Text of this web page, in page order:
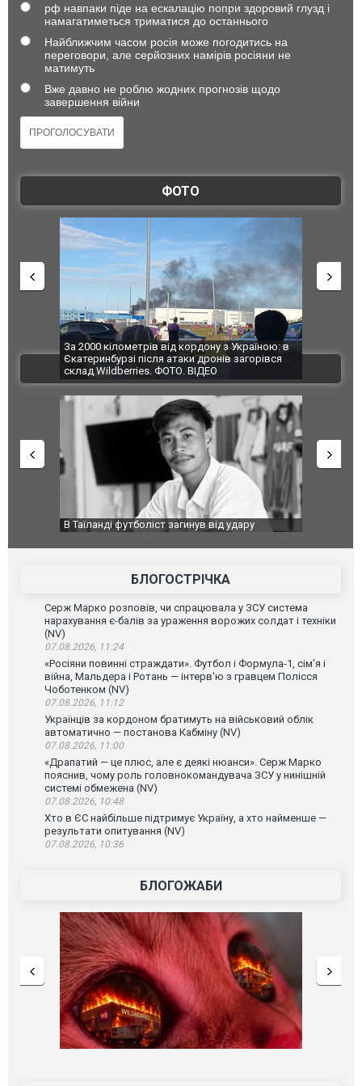
рф навпаки піде на ескалацію попри здоровий глузд і
намагатиметься триматися до останнього
Найближчим часом росія може погодитись на
переговори, але серйозних намірів росіяни не
матимуть
Вже давно не роблю жодних прогнозів щодо
завершення війни
ФОТО
За 2000 кілометрів від кордону з Україною: в
Єкатеринбурзі після атаки дронів загорівся
склад Wildberries. ФОТО. ВІДЕО
"Мої
ВІДЕО
В Таїланді футболіст загинув від удару
блискавки під час матчу: ще 12 людей
постраждали. ВІДЕО
БЛОГОСТРІЧКА
Серж Марко розповів, чи спрацювала у ЗСУ система
нарахування є-балів за ураження ворожих солдат і техніки
(NV)
07.08.2026, 11:24
«Росіяни повинні страждати». Футбол і Формула-1, сім'я і
війна, Мальдера і Ротань — інтерв'ю з гравцем Полісся
Чоботенком (NV)
07.08.2026, 11:12
Українців за кордоном братимуть на військовий облік
автоматично — постанова Кабміну (NV)
07.08.2026, 11:00
«Драпатий — це плюс, але є деякі нюанси». Серж Марко
пояснив, чому роль головнокомандувача ЗСУ у нинішній
системі обмежена (NV)
07.08.2026, 10:48
Хто в ЄС найбільше підтримує Україну, а хто найменше —
результати опитування (NV)
07.08.2026, 10:36
БЛОГОЖАБИ